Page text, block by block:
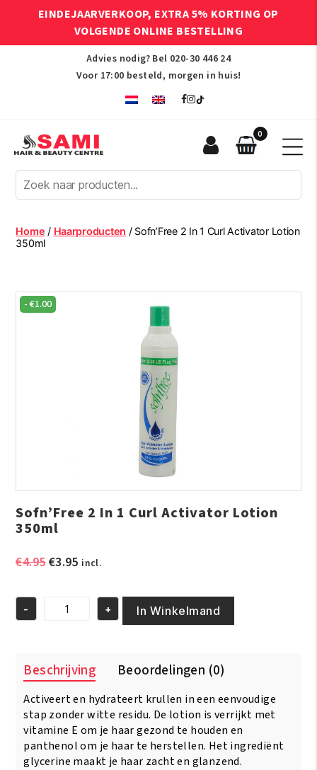
EINDEJAARVERKOOP, EXTRA 5% KORTING OP
VOLGENDE ONLINE BESTELLING
Advies nodig? Bel 020-30 446 24
Voor 17:00 besteld, morgen in huis!
Afro
Hair
Beauty
Centre
0
Home / Haarproducten / Sofn’Free 2 In 1 Curl Activator Lotion
350ml
-€1.00
Sofn’Free 2 In 1 Curl Activator Lotion
350ml
€4.95Oorspronkelijke
€4.95.
€3.95Huidige
€3.95.
incl.
Sofn'Free
Curl
Activator
Lotion
350ml
aantal
- + In Winkelmand
Beschrijving Beoordelingen (0)
Activeert en hydrateert krullen in een eenvoudige
stap zonder witte residu. De lotion is verrijkt met
vitamine E om je haar gezond te houden en
panthenol om je haar te herstellen. Het ingrediënt
glycerine maakt je haar zacht en glanzend.